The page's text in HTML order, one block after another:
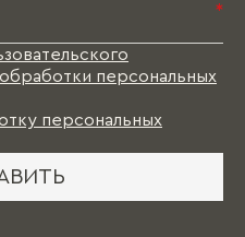
*
персональных
персональных